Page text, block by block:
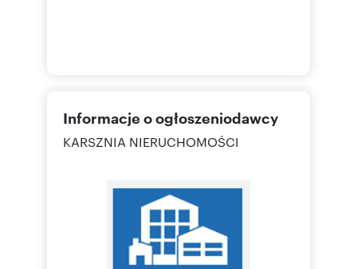
Informacje o ogłoszeniodawcy
KARSZNIA NIERUCHOMOŚCI